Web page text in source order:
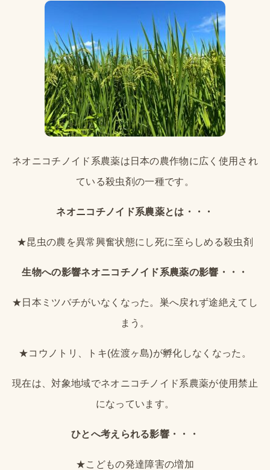
ネオニコチノイド系農薬は日本の農作物に広く使用され
ている殺虫剤の一種です。
ネオニコチノイド系農薬とは・・・
★昆虫の農を異常興奮状態にし死に至らしめる殺虫剤
生物への影響ネオニコチノイド系農薬の影響・・・
★日本ミツバチがいなくなった。巣へ戻れず途絶えてし
まう。
★コウノトリ、トキ(佐渡ヶ島)が孵化しなくなった。
現在は、対象地域でネオニコチノイド系農薬が使用禁止
になっています。
ひとへ考えられる影響・・・
★こどもの発達障害の増加